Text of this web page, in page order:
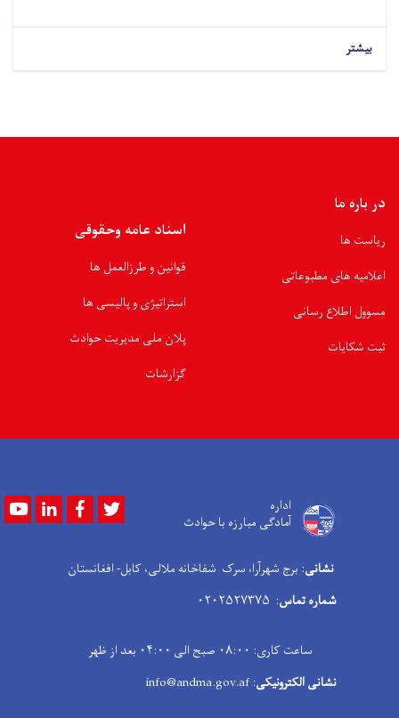
بیشتر
در باره ما
ریاست ها
اعلامیه های مطبوعاتی
مسوول اطلاع رسانی
ثبت شکایات
اسناد عامه وحقوقی
قوانین و طرزالعمل ها
استراتیژی و پالیسی ها
پلان ملی مدیریت حوادث
گزارشات
اداره
آمادگی مبارزه با حوادث
YoutubeLinkedInFacebook
نشانی: برج شهرآرا، سرک شفاخانه ملالی، کابل- افغانستان
شماره تماس: ۰۲۰۲۵۲۷۳۷۵
ساعت کاری: ۰۸:۰۰ صبح الی ۰۴:۰۰ بعد از ظهر
نشانی الکترونیکی: info@andma.gov.af